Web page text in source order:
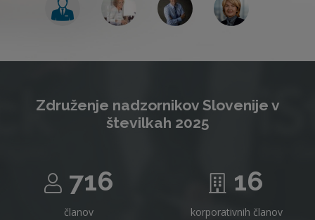
Združenje nadzornikov Slovenije v
številkah 2025
716
članov
16
korporativnih članov